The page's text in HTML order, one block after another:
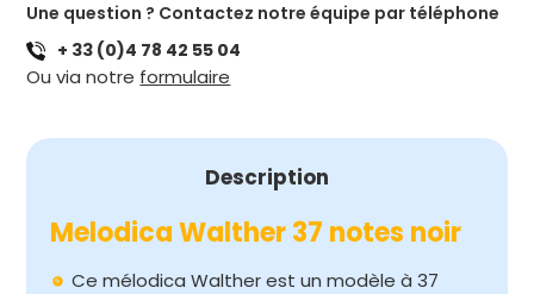
37
NOTES
NOIR
Une question ? Contactez notre équipe par téléphone
+ 33 (0)4 78 42 55 04
Ou via notre formulaire
Description
Melodica Walther 37 notes noir
Ce mélodica Walther est un modèle à 37